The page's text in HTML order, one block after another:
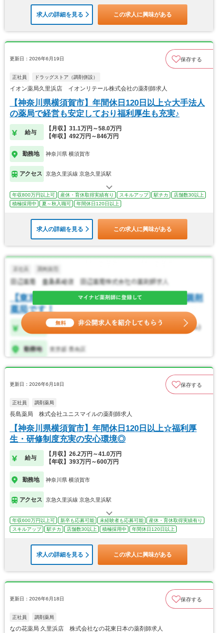
求人の詳細を見る この求人に興味がある
更新日：2026年6月19日 保存する
正社員 ドラッグストア（調剤併設）
イオン薬局久里浜店 イオンリテール株式会社の薬剤師求人
【神奈川県横須賀市】年間休日120日以上☆大手法人
の薬局で経営も安定しており福利厚生も充実♪
給与
【月収】31.1万円～58.0万円
【年収】492万円～846万円
勤務地 神奈川県 横須賀市
アクセス 京急久里浜線 京急久里浜駅
年収800万円以上可 産休・育休取得実績有り スキルアップ 駅チカ
店舗数30以上
積極採用中
夏～秋入職可 年間休日120日以上
求人の詳細を見る この求人に興味がある
更新日：2026年6月18日 保存する
正社員 調剤薬局
長島薬局 株式会社ユニスマイルの薬剤師求人
【神奈川県横須賀市】年間休日120日以上☆福利厚
生・研修制度充実の安心環境◎
給与
【月収】26.2万円～41.0万円
【年収】393万円～600万円
勤務地 神奈川県 横須賀市
アクセス 京急久里浜線 京急久里浜駅
年収600万円以上可 新卒も応募可能 未経験者も応募可能
産休・育休取得実績有り
スキルアップ
駅チカ 店舗数30以上 積極採用中 年間休日120日以上
求人の詳細を見る この求人に興味がある
更新日：2026年6月18日 保存する
正社員 調剤薬局
なの花薬局 久里浜店 株式会社なの花東日本の薬剤師求人